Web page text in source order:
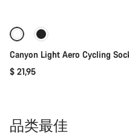
Canyon Light Aero Cycling
$ 21,95
品类最佳